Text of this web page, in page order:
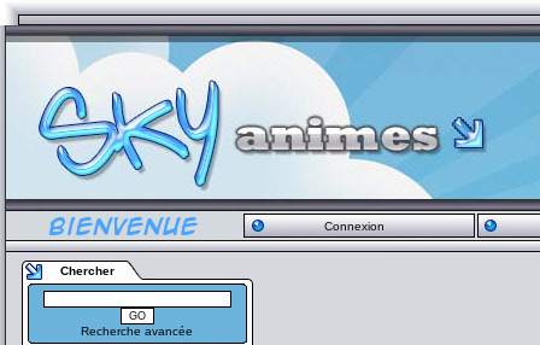
Connexion
Chercher
Recherche avancée